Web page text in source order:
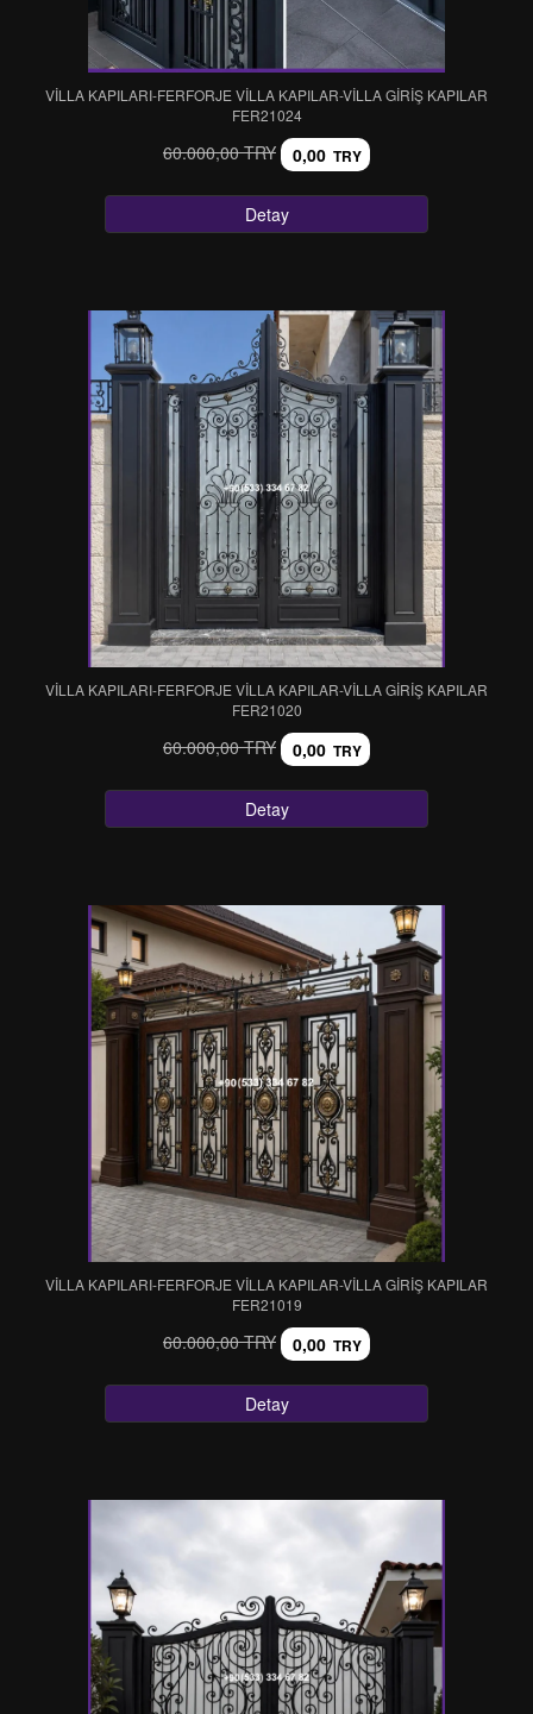
VİLLA KAPILARI-FERFORJE VİLLA KAPILAR-VİLLA GİRİŞ KAPILAR
FER21024
60.000,00 TRY 0,00 TRY
Detay
VİLLA KAPILARI-FERFORJE VİLLA KAPILAR-VİLLA GİRİŞ KAPILAR
FER21020
60.000,00 TRY 0,00 TRY
Detay
VİLLA KAPILARI-FERFORJE VİLLA KAPILAR-VİLLA GİRİŞ KAPILAR
FER21019
60.000,00 TRY 0,00 TRY
Detay